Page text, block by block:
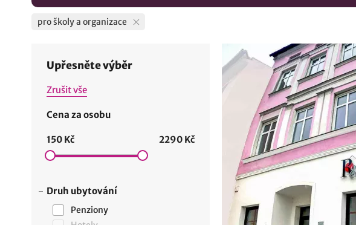
pro školy a organizace
Upřesněte výběr
Zrušit vše
Cena za osobu
150 Kč 2290 Kč
Druh ubytování
Penziony